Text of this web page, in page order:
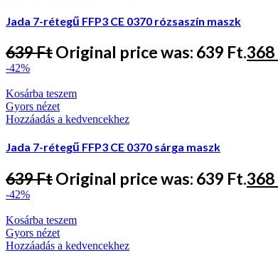
Jada 7-rétegű FFP3 CE 0370 rózsaszín maszk
639FtOriginal price was: 639 Ft.368
-42%
Kosárba teszem
Gyors nézet
Hozzáadás a kedvencekhez
Jada 7-rétegű FFP3 CE 0370 sárga maszk
639FtOriginal price was: 639 Ft.368
-42%
Kosárba teszem
Gyors nézet
Hozzáadás a kedvencekhez